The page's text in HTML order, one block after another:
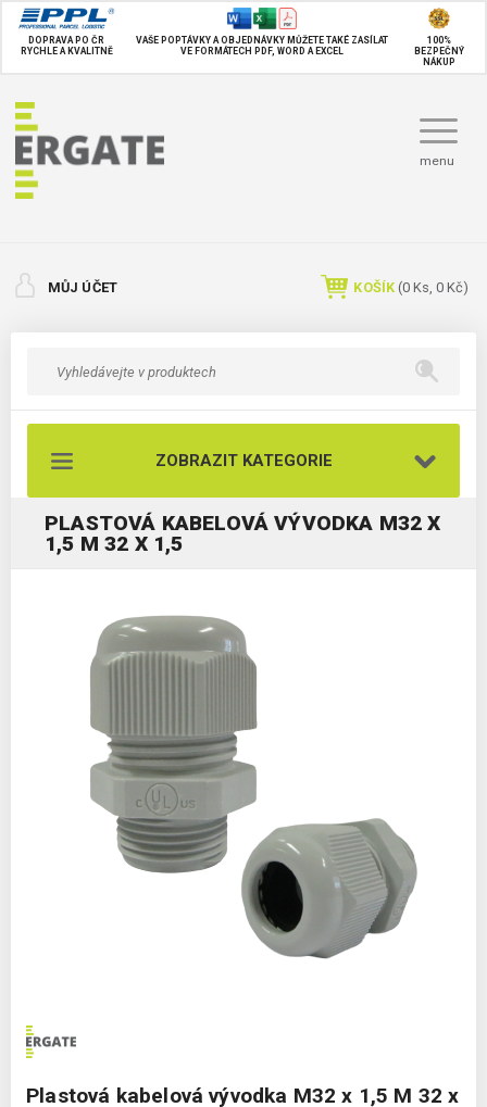
DOPRAVA PO ČR
RYCHLE A KVALITNĚ
VAŠE POPTÁVKY A OBJEDNÁVKY MŮŽETE TAKÉ ZASÍLAT
VE FORMÁTECH PDF, WORD A EXCEL
100%
BEZPEČNÝ
NÁKUP
menu
MŮJ ÚČET KOŠÍK (0 Ks, 0 Kč)
ZOBRAZIT KATEGORIE
PLASTOVÁ KABELOVÁ VÝVODKA M32 X
1,5 M 32 X 1,5
Plastová kabelová vývodka M32 x 1,5 M 32 x